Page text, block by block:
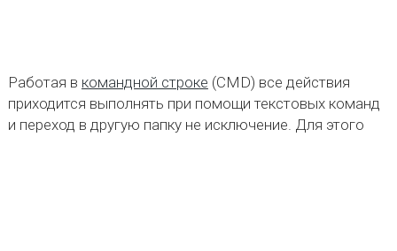
Работая в командной строке (CMD) все действия
приходится выполнять при помощи текстовых команд
и переход в другую папку не исключение. Для этого